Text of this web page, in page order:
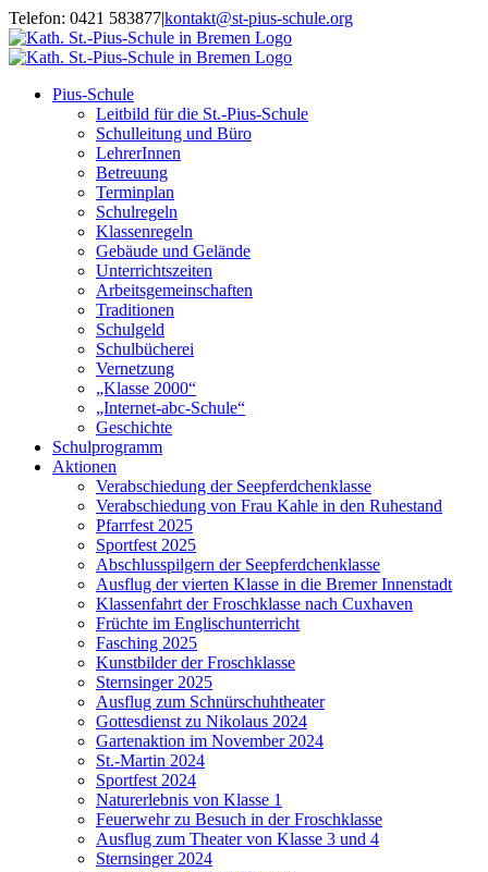
Zum
Inhalt
springen
Telefon: 0421 583877|kontakt@st-pius-schule.org
Pius-Schule
Leitbild für die St.-Pius-Schule
Schulleitung und Büro
LehrerInnen
Betreuung
Terminplan
Schulregeln
Klassenregeln
Gebäude und Gelände
Unterrichtszeiten
Arbeitsgemeinschaften
Traditionen
Schulgeld
Schulbücherei
Vernetzung
„Klasse 2000“
„Internet-abc-Schule“
Geschichte
Schulprogramm
Aktionen
Verabschiedung der Seepferdchenklasse
Verabschiedung von Frau Kahle in den Ruhestand
Pfarrfest 2025
Sportfest 2025
Abschlusspilgern der Seepferdchenklasse
Ausflug der vierten Klasse in die Bremer Innenstadt
Klassenfahrt der Froschklasse nach Cuxhaven
Früchte im Englischunterricht
Fasching 2025
Kunstbilder der Froschklasse
Sternsinger 2025
Ausflug zum Schnürschuhtheater
Gottesdienst zu Nikolaus 2024
Gartenaktion im November 2024
St.-Martin 2024
Sportfest 2024
Naturerlebnis von Klasse 1
Feuerwehr zu Besuch in der Froschklasse
Ausflug zum Theater von Klasse 3 und 4
Sternsinger 2024